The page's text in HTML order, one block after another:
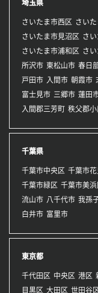
埼玉県
さいたま市西区 さい
さいたま市見沼区
さ
さいたま市浦和区
さ
所沢市 東松山市 春日
戸田市 入間市 朝霞市
富士見市 三郷市 蓮田
入間郡三芳町 秩父郡
千葉県
千葉市中央区 千葉市花
千葉市緑区 千葉市美浜
流山市 八千代市 我孫
白井市 富里市
東京都
千代田区 中央区 港区
目黒区 大田区 世田谷